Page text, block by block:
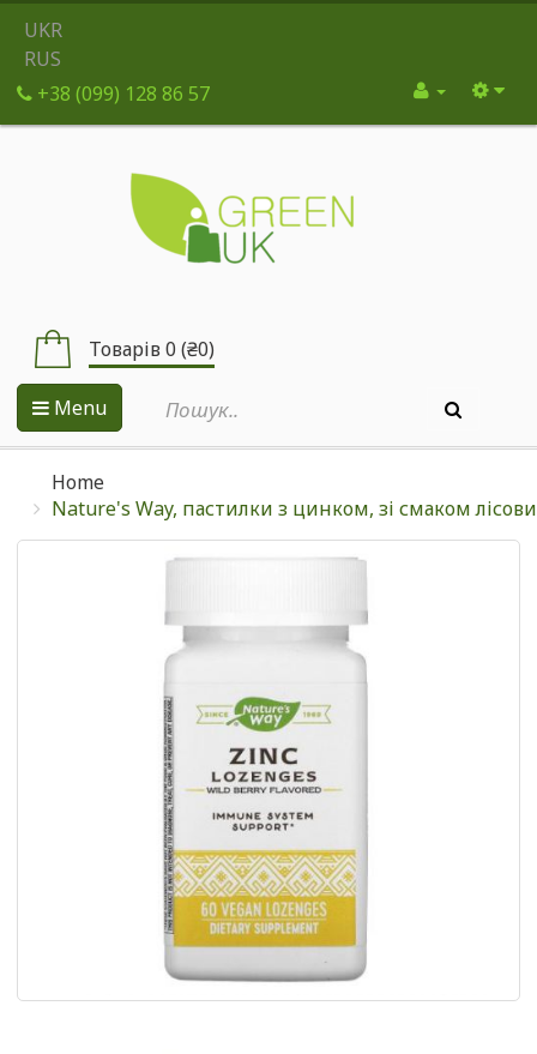
UKR
RUS
+38 (099) 128 86 57
Товарів 0 (₴0)
Menu
Home
Nature's Way, пастилки з цинком, зі смаком